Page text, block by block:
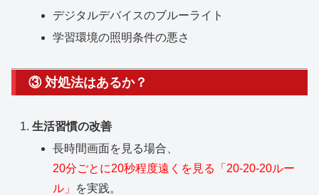
デジタルデバイスのブルーライト
学習環境の照明条件の悪さ
③ 対処法はあるか？
生活習慣の改善
長時間画面を見る場合、
20分ごとに20秒程度遠くを見る「20-20-20ルー
ル」 を実践。